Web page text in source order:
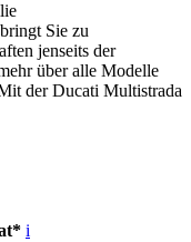
Sie zu
jenseits der
über alle Modelle
der Ducati Multistrada
i